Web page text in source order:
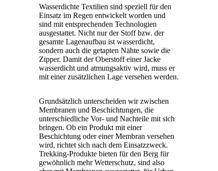
Wasserdichte Textilien sind speziell für den
Einsatz im Regen entwickelt worden und
sind mit entsprechenden Technologien
ausgestattet. Nicht nur der Stoff bzw. der
gesamte Lagenaufbau ist wasserdicht,
sondern auch die getapten Nähte sowie die
Zipper. Damit der Oberstoff einer Jacke
wasserdicht und atmungsaktiv wird, muss er
mit einer zusätzlichen Lage versehen werden.
Grundsätzlich unterscheiden wir zwischen
Membranen und Beschichtungen, die
unterschiedliche Vor- und Nachteile mit sich
bringen. Ob ein Produkt mit einer
Beschichtung oder einer Membran versehen
wird, richtet sich nach dem Einsatzzweck.
Trekking-Produkte bieten für den Berg für
gewöhnlich mehr Wetterschutz, sind also